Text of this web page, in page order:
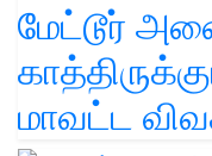
மேட்டூர்
மாவட்ட